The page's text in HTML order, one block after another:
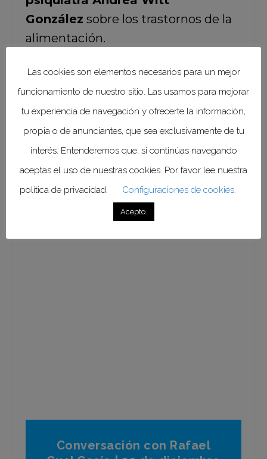
González sobre los trastornos de la
alimentación.
Feliz y próspero año 2026.
Conversación con Rafael
Las cookies son elementos necesarios para un mejor
funcionamiento de nuestro sitio. Las usamos para mejorar
tu experiencia de navegación y ofrecerte la información,
propia o de anunciantes, que sea exclusivamente de tu
interés. Entenderemos que, si continúas navegando
aceptas el uso de nuestras cookies. Por favor lee nuestra
política de privacidad.
Configuraciones de cookies.
Acepto.